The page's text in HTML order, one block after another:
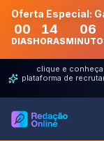
Oferta Especial:
00
DIAS
14
HORAS
06
clique e
plataforma de